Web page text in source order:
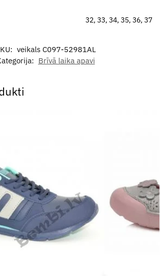
32, 33, 34, 35, 36, 37
veikals C097-52981AL
Brīvā laika apavi